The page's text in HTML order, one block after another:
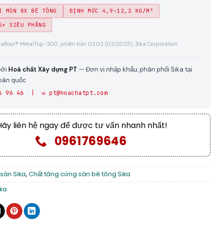
MÒN 8X BÊ TÔNG ĐỊNH MỨC 4,9–12,2 KG/M²
SIÊU PHẲNG
MetalTop-200, phiên bản 02.02 (02/2025), Sika Corporation
Hoá chất Xây dựng PT — Đơn vị nhập khẩu, phân phối Sika tại
quốc
96 46 | ✉️ pt@hoachatpt.com
liên hệ ngay để được tư vấn nhanh nhất!
0961769646
Sika, Chất tăng cứng sàn bê tông Sika